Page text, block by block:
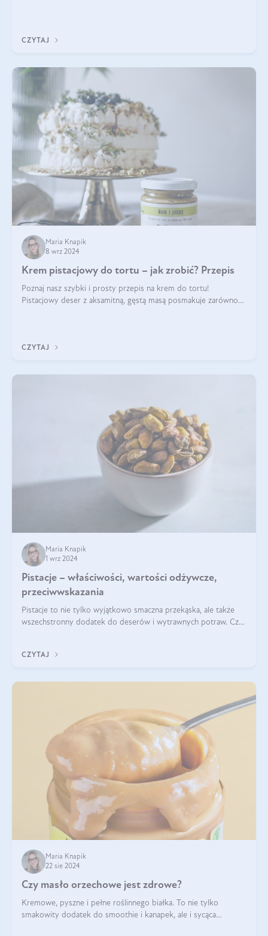
CZYTAJ
Maria Knapik
8 wrz 2024
Krem pistacjowy do tortu – jak zrobić? Przepis
Poznaj nasz szybki i prosty przepis na krem do tortu!
Pistacjowy deser z aksamitną, gęstą masą posmakuje zarówno
CZYTAJ
Maria Knapik
1 wrz 2024
Pistacje – właściwości, wartości odżywcze,
przeciwwskazania
Pistacje to nie tylko wyjątkowo smaczna przekąska, ale także
wszechstronny dodatek do deserów i wytrawnych potraw. Czy
CZYTAJ
Maria Knapik
22 sie 2024
Czy masło orzechowe jest zdrowe?
Kremowe, pyszne i pełne roślinnego białka. To nie tylko
smakowity dodatek do smoothie i kanapek, ale i sycąca